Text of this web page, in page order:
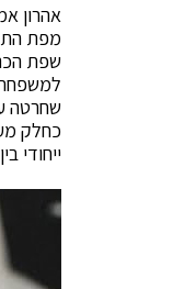
מפת
שפת
למשפחת
שחרטה
כחלק
ייחודי